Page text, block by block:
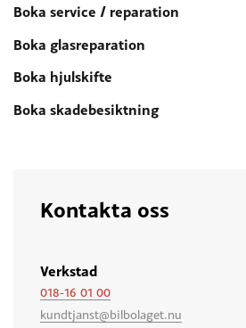
Boka service / reparation
Boka glasreparation
Boka hjulskifte
Boka skadebesiktning
Kontakta oss
Verkstad
018-16 01 00
kundtjanst@bilbolaget.nu